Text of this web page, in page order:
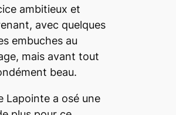
ambitieux et
avec quelques
embuches au
mais avant tout
beau.
Lapointe a osé une